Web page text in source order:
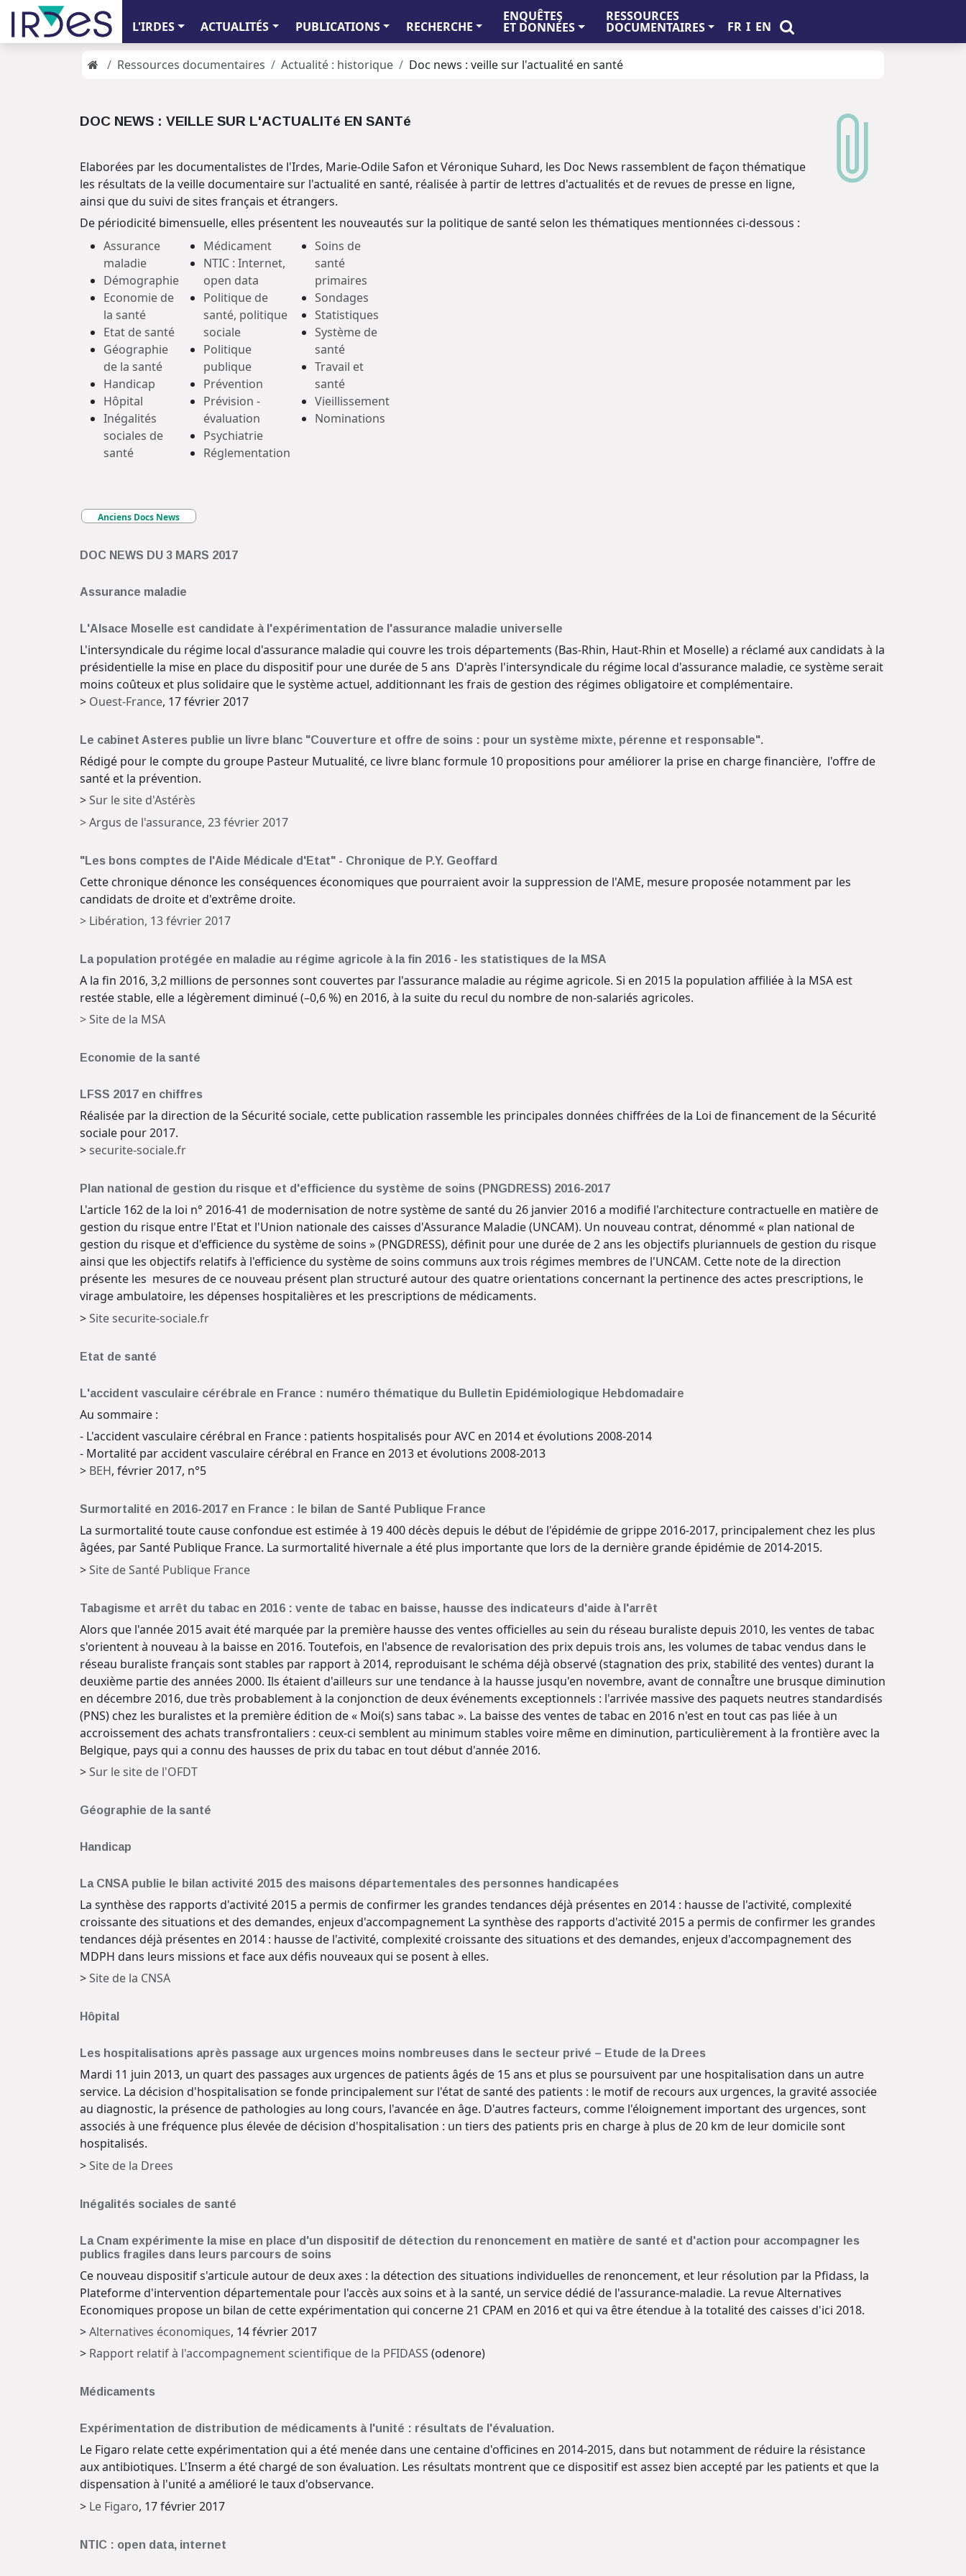
L'IRDES ACTUALITÉS PUBLICATIONS RECHERCHE
ENQUÊTES
ET DONNÉES
RESSOURCES
DOCUMENTAIRES FR I EN
Ressources documentaires Actualité : historique Doc news : veille sur l'actualité en santé
DOC NEWS : VEILLE SUR L'ACTUALITé EN SANTé
Elaborées par les documentalistes de l'Irdes, Marie-Odile Safon et Véronique Suhard, les Doc News rassemblent de façon thématique
les résultats de la veille documentaire sur l'actualité en santé, réalisée à partir de lettres d'actualités et de revues de presse en ligne,
ainsi que du suivi de sites français et étrangers.
De périodicité bimensuelle, elles présentent les nouveautés sur la politique de santé selon les thématiques mentionnées ci-dessous :
Assurance
maladie
Démographie
Economie de
la santé
Etat de santé
Géographie
de la santé
Handicap
Hôpital
Inégalités
sociales de
santé
Médicament
NTIC : Internet,
open data
Politique de
santé, politique
sociale
Politique
publique
Prévention
Prévision -
évaluation
Psychiatrie
Réglementation
Soins de
santé
primaires
Sondages
Statistiques
Système de
santé
Travail et
santé
Vieillissement
Nominations
Anciens Docs News
DOC NEWS DU 3 MARS 2017
Assurance maladie
L'Alsace Moselle est candidate à l'expérimentation de l'assurance maladie universelle
L'intersyndicale du régime local d'assurance maladie qui couvre les trois départements (Bas-Rhin, Haut-Rhin et Moselle) a réclamé aux candidats à la
présidentielle la mise en place du dispositif pour une durée de 5 ans D'après l'intersyndicale du régime local d'assurance maladie, ce système serait
moins coûteux et plus solidaire que le système actuel, additionnant les frais de gestion des régimes obligatoire et complémentaire.
> Ouest-France, 17 février 2017
Le cabinet Asteres publie un livre blanc "Couverture et offre de soins : pour un système mixte, pérenne et responsable".
Rédigé pour le compte du groupe Pasteur Mutualité, ce livre blanc formule 10 propositions pour améliorer la prise en charge financière, l'offre de
santé et la prévention.
>Sur le site d'Astérès
> Argus de l'assurance, 23 février 2017
"Les bons comptes de l'Aide Médicale d'Etat" - Chronique de P.Y. Geoffard
Cette chronique dénonce les conséquences économiques que pourraient avoir la suppression de l'AME, mesure proposée notamment par les
candidats de droite et d'extrême droite.
> Libération, 13 février 2017
La population protégée en maladie au régime agricole à la fin 2016 - les statistiques de la MSA
A la fin 2016, 3,2 millions de personnes sont couvertes par l'assurance maladie au régime agricole. Si en 2015 la population affiliée à la MSA est
restée stable, elle a légèrement diminué (–0,6 %) en 2016, à la suite du recul du nombre de non-salariés agricoles.
> Site de la MSA
Economie de la santé
LFSS 2017 en chiffres
Réalisée par la direction de la Sécurité sociale, cette publication rassemble les principales données chiffrées de la Loi de financement de la Sécurité
sociale pour 2017.
>securite-sociale.fr
Plan national de gestion du risque et d'efficience du système de soins (PNGDRESS) 2016-2017
L'article 162 de la loi n° 2016-41 de modernisation de notre système de santé du 26 janvier 2016 a modifié l'architecture contractuelle en matière de
gestion du risque entre l'Etat et l'Union nationale des caisses d'Assurance Maladie (UNCAM). Un nouveau contrat, dénommé « plan national de
gestion du risque et d'efficience du système de soins » (PNGDRESS), définit pour une durée de 2 ans les objectifs pluriannuels de gestion du risque
ainsi que les objectifs relatifs à l'efficience du système de soins communs aux trois régimes membres de l'UNCAM. Cette note de la direction
présente les mesures de ce nouveau présent plan structuré autour des quatre orientations concernant la pertinence des actes prescriptions, le
virage ambulatoire, les dépenses hospitalières et les prescriptions de médicaments.
>Site securite-sociale.fr
Etat de santé
L'accident vasculaire cérébrale en France : numéro thématique du Bulletin Epidémiologique Hebdomadaire
Au sommaire :
- L'accident vasculaire cérébral en France : patients hospitalisés pour AVC en 2014 et évolutions 2008-2014
- Mortalité par accident vasculaire cérébral en France en 2013 et évolutions 2008-2013
> BEH, février 2017, n°5
Surmortalité en 2016-2017 en France : le bilan de Santé Publique France
La surmortalité toute cause confondue est estimée à 19 400 décès depuis le début de l'épidémie de grippe 2016-2017, principalement chez les plus
âgées, par Santé Publique France. La surmortalité hivernale a été plus importante que lors de la dernière grande épidémie de 2014-2015.
>Site de Santé Publique France
Tabagisme et arrêt du tabac en 2016 : vente de tabac en baisse, hausse des indicateurs d'aide à l'arrêt
Alors que l'année 2015 avait été marquée par la première hausse des ventes officielles au sein du réseau buraliste depuis 2010, les ventes de tabac
s'orientent à nouveau à la baisse en 2016. Toutefois, en l'absence de revalorisation des prix depuis trois ans, les volumes de tabac vendus dans le
réseau buraliste français sont stables par rapport à 2014, reproduisant le schéma déjà observé (stagnation des prix, stabilité des ventes) durant la
deuxième partie des années 2000. Ils étaient d'ailleurs sur une tendance à la hausse jusqu'en novembre, avant de connaÎtre une brusque diminution
en décembre 2016, due très probablement à la conjonction de deux événements exceptionnels : l'arrivée massive des paquets neutres standardisés
(PNS) chez les buralistes et la première édition de « Moi(s) sans tabac ». La baisse des ventes de tabac en 2016 n'est en tout cas pas liée à un
accroissement des achats transfrontaliers : ceux-ci semblent au minimum stables voire même en diminution, particulièrement à la frontière avec la
Belgique, pays qui a connu des hausses de prix du tabac en tout début d'année 2016.
>Sur le site de l'OFDT
Géographie de la santé
Handicap
La CNSA publie le bilan activité 2015 des maisons départementales des personnes handicapées
La synthèse des rapports d'activité 2015 a permis de confirmer les grandes tendances déjà présentes en 2014 : hausse de l'activité, complexité
croissante des situations et des demandes, enjeux d'accompagnement La synthèse des rapports d'activité 2015 a permis de confirmer les grandes
tendances déjà présentes en 2014 : hausse de l'activité, complexité croissante des situations et des demandes, enjeux d'accompagnement des
MDPH dans leurs missions et face aux défis nouveaux qui se posent à elles.
>Site de la CNSA
Hôpital
Les hospitalisations après passage aux urgences moins nombreuses dans le secteur privé – Etude de la Drees
Mardi 11 juin 2013, un quart des passages aux urgences de patients âgés de 15 ans et plus se poursuivent par une hospitalisation dans un autre
service. La décision d'hospitalisation se fonde principalement sur l'état de santé des patients : le motif de recours aux urgences, la gravité associée
au diagnostic, la présence de pathologies au long cours, l'avancée en âge. D'autres facteurs, comme l'éloignement important des urgences, sont
associés à une fréquence plus élevée de décision d'hospitalisation : un tiers des patients pris en charge à plus de 20 km de leur domicile sont
hospitalisés.
>Site de la Drees
Inégalités sociales de santé
La Cnam expérimente la mise en place d'un dispositif de détection du renoncement en matière de santé et d'action pour accompagner les
publics fragiles dans leurs parcours de soins
Ce nouveau dispositif s'articule autour de deux axes : la détection des situations individuelles de renoncement, et leur résolution par la Pfidass, la
Plateforme d'intervention départementale pour l'accès aux soins et à la santé, un service dédié de l'assurance-maladie. La revue Alternatives
Economiques propose un bilan de cette expérimentation qui concerne 21 CPAM en 2016 et qui va être étendue à la totalité des caisses d'ici 2018.
>Alternatives économiques, 14 février 2017
> Rapport relatif à l'accompagnement scientifique de la PFIDASS (odenore)
Médicaments
Expérimentation de distribution de médicaments à l'unité : résultats de l'évaluation.
Le Figaro relate cette expérimentation qui a été menée dans une centaine d'officines en 2014-2015, dans but notamment de réduire la résistance
aux antibiotiques. L'Inserm a été chargé de son évaluation. Les résultats montrent que ce dispositif est assez bien accepté par les patients et que la
dispensation à l'unité a amélioré le taux d'observance.
> Le Figaro, 17 février 2017
NTIC : open data, internet